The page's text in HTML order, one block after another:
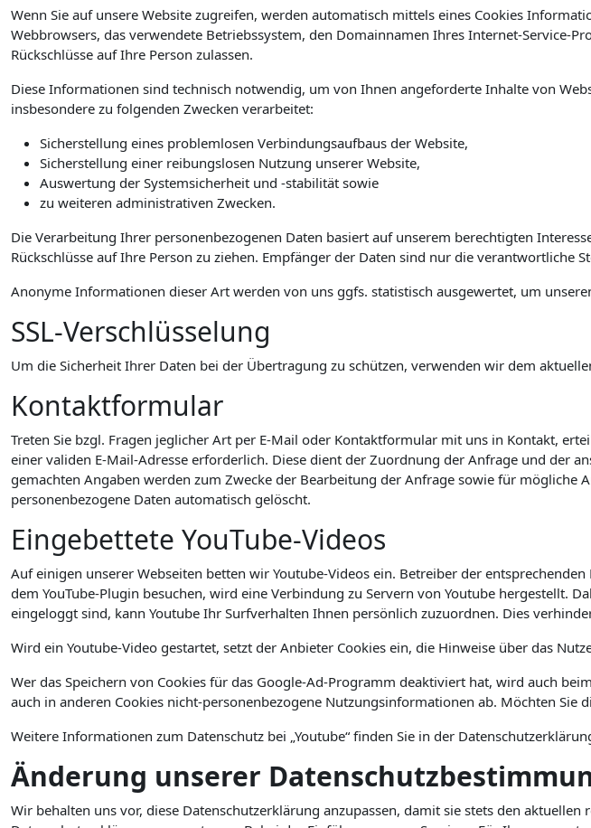
Wenn Sie auf unsere Website zugreifen, werden automatisch mittels eines Cookies
Webbrowsers, das verwendete Betriebssystem, den Domainnamen Ihres Internet-Service-
Rückschlüsse auf Ihre Person zulassen.
Diese Informationen sind technisch notwendig, um von Ihnen angeforderte Inhalte von
insbesondere zu folgenden Zwecken verarbeitet:
Sicherstellung eines problemlosen Verbindungsaufbaus der Website,
Sicherstellung einer reibungslosen Nutzung unserer Website,
Auswertung der Systemsicherheit und -stabilität sowie
zu weiteren administrativen Zwecken.
Die Verarbeitung Ihrer personenbezogenen Daten basiert auf unserem berechtigten
Rückschlüsse auf Ihre Person zu ziehen. Empfänger der Daten sind nur die verantwortliche
Anonyme Informationen dieser Art werden von uns ggfs. statistisch ausgewertet, um
SSL-Verschlüsselung
Um die Sicherheit Ihrer Daten bei der Übertragung zu schützen, verwenden wir dem
Kontaktformular
Treten Sie bzgl. Fragen jeglicher Art per E-Mail oder Kontaktformular mit uns in Kontakt,
einer validen E-Mail-Adresse erforderlich. Diese dient der Zuordnung der Anfrage und der
gemachten Angaben werden zum Zwecke der Bearbeitung der Anfrage sowie für
personenbezogene Daten automatisch gelöscht.
Eingebettete YouTube-Videos
Auf einigen unserer Webseiten betten wir Youtube-Videos ein. Betreiber der
dem YouTube-Plugin besuchen, wird eine Verbindung zu Servern von Youtube hergestellt.
eingeloggt sind, kann Youtube Ihr Surfverhalten Ihnen persönlich zuzuordnen. Dies
Wird ein Youtube-Video gestartet, setzt der Anbieter Cookies ein, die Hinweise über das
Wer das Speichern von Cookies für das Google-Ad-Programm deaktiviert hat, wird auch
auch in anderen Cookies nicht-personenbezogene Nutzungsinformationen ab. Möchten Sie
Weitere Informationen zum Datenschutz bei „Youtube“ finden Sie in der
Änderung unserer
Wir behalten uns vor, diese Datenschutzerklärung anzupassen, damit sie stets den